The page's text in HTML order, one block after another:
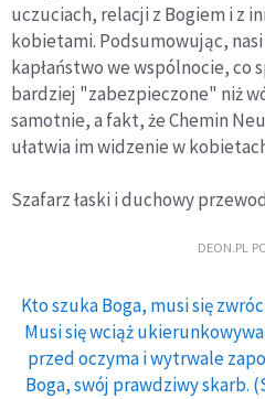
uczuciach, relacji z Bogiem i z
kobietami. Podsumowując,
kapłaństwo we wspólnocie, co
bardziej "zabezpieczone" niż
samotnie, a fakt, że Chemin
ułatwia im widzenie w
Szafarz łaski i duchowy
DEON.PL
Kto szuka Boga, musi się
Musi się wciąż
przed oczyma i wytrwale
Boga, swój prawdziwy skarb.